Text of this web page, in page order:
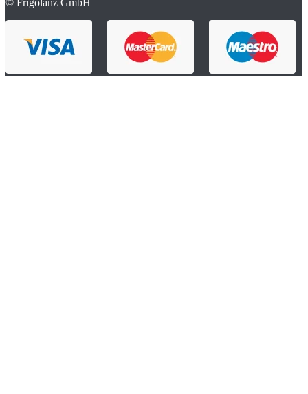
© Frigolanz GmbH